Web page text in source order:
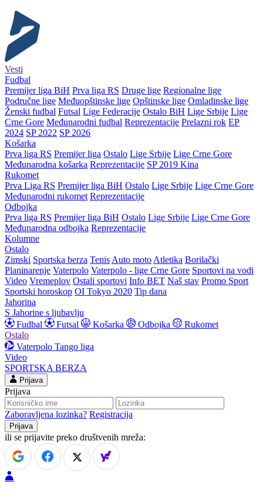
Vesti
Fudbal
Premijer liga BiH Prva liga RS Druge lige Regionalne lige
Područne lige Međuopštinske lige Opštinske lige Omladinske lige
Ženski fudbal Futsal Lige Federacije Ostalo BiH Lige Srbije Lige
Crne Gore Međunarodni fudbal Reprezentacije Prelazni rok EP
2024 SP 2022 SP 2026
Košarka
Prva liga RS Premijer liga Ostalo Lige Srbije Lige Crne Gore
Međunarodna košarka Reprezentacije SP 2019 Kina
Rukomet
Prva Liga RS Premijer liga BiH Ostalo Lige Srbije Lige Crne Gore
Međunarodni rukomet Reprezentacije
Odbojka
Prva liga RS Premijer liga BiH Ostalo Lige Srbije Lige Crne Gore
Međunarodna odbojka Reprezentacije
Kolumne
Ostalo
Zimski Sportska berza Tenis Auto moto Atletika Borilački
Planinarenje Vaterpolo Vaterpolo - lige Crne Gore Sportovi na vodi
Video Vremeplov Ostali sportovi Info BET Naš stav Promo Sport
Sportski horoskop OI Tokyo 2020 Tip dana
Jahorina
S Jahorine s ljubavlju
Fudbal
Futsal Košarka Odbojka
Rukomet
Ostalo
Vaterpolo Tango liga
Video
SPORTSKA BERZA
Prijava
Prijava
Zaboravljena lozinka? Registracija
ili se prijavite preko društvenih mreža: